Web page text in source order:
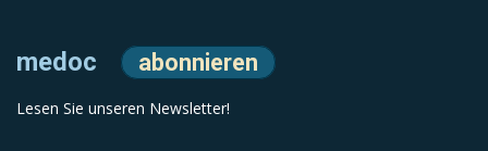
medoc abonnieren
Lesen Sie unseren Newsletter!